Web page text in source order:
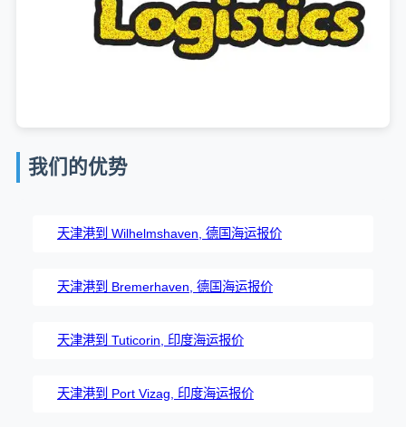
我们的优势
天津港到 Wilhelmshaven, 德国海运报价
天津港到 Bremerhaven, 德国海运报价
天津港到 Tuticorin, 印度海运报价
天津港到 Port Vizag, 印度海运报价